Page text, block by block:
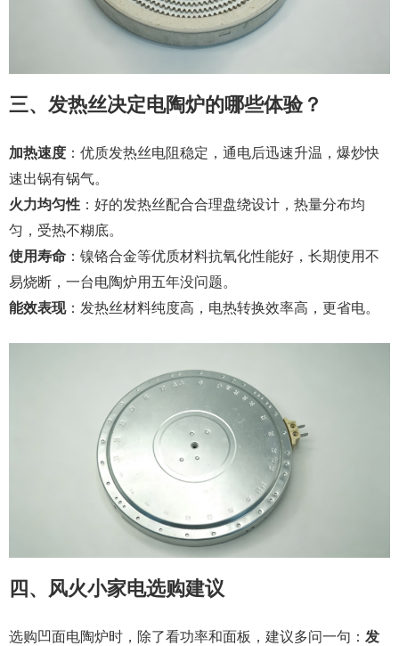
三、发热丝决定电陶炉的哪些体验？
加热速度 ：优质发热丝电阻稳定，通电后迅速升温，爆炒快
速出锅有锅气。
火力均匀性 ：好的发热丝配合合理盘绕设计，热量分布均
匀，受热不糊底。
使用寿命 ：镍铬合金等优质材料抗氧化性能好，长期使用不
易烧断，一台电陶炉用五年没问题。
能效表现：发热丝材料纯度高，电热转换效率高，更省电。
四、风火小家电选购建议
选购凹面电陶炉时，除了看功率和面板，建议多问一句： 发